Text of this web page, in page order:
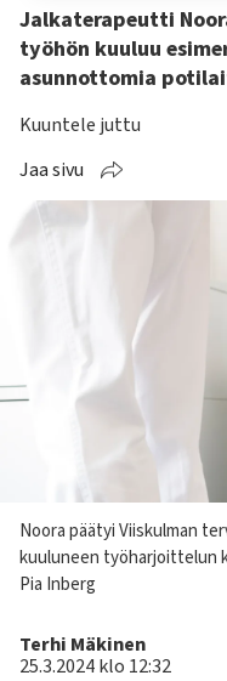
Jalkaterapeutti
työhön kuuluu
asunnottomia
Kuuntele juttu
Jaa sivu
Kuvateksti
Noora päätyi Viiskulman
kuuluneen työharjoittelun
Pia Inberg
Kirjoittaja
Terhi Mäkinen
25.3.2024 klo 12:32